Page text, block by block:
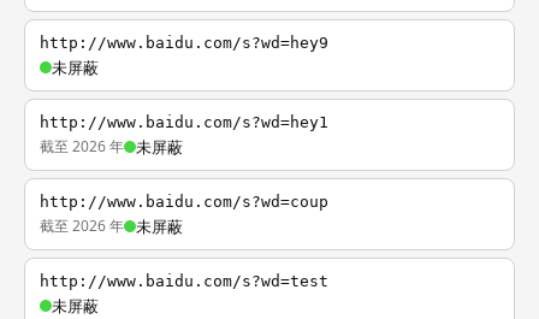
http://www.baidu.com/s?wd=hey9
未屏蔽
http://www.baidu.com/s?wd=hey1
截至 2026 年 未屏蔽
http://www.baidu.com/s?wd=coup
截至 2026 年 未屏蔽
http://www.baidu.com/s?wd=test
未屏蔽